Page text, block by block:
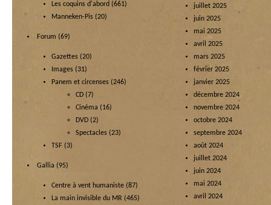
Les coquins d'abord (661)
Manneken-Pis (20)
Forum (69)
Gazettes (20)
Images (31)
Panem et circenses (246)
CD (7)
Cinéma (16)
DVD (2)
Spectacles (23)
TSF (3)
Gallia (95)
Centre à vent humaniste (87)
La main invisible du MR (465)
juillet 2025
juin 2025
mai 2025
avril 2025
mars 2025
février 2025
janvier 2025
décembre 2024
novembre 2024
octobre 2024
septembre 2024
août 2024
juillet 2024
juin 2024
mai 2024
avril 2024